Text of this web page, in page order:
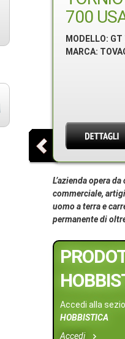
700
MODELLO: GT
MARCA:
L’azienda opera
commerciale,
uomo a terra e
permanente di
Accedi alla
HOBBISTICA
Accedi